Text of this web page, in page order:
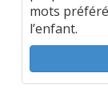
mots
l’enfant.